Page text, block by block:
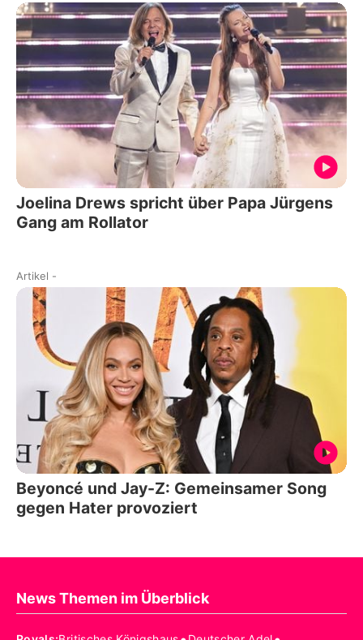
Joelina Drews spricht über Papa Jürgens
Gang am Rollator
Artikel -
Beyoncé und Jay-Z: Gemeinsamer Song
gegen Hater provoziert
News Themen im Überblick